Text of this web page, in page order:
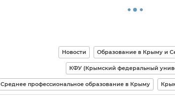
Новости Образование в Крыму и
КФУ (Крымский федеральный
Среднее профессиональное образование в Крыму